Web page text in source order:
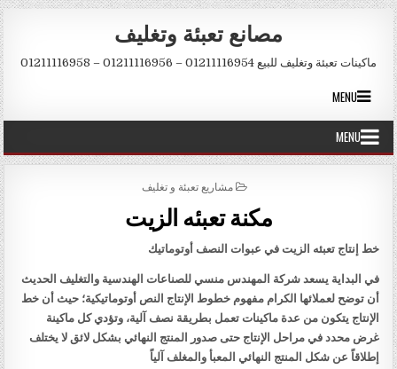
Skip to content
مصانع تعبئة وتغليف
ماكينات تعبئة وتغليف للبيع 01211116954 – 01211116956 – 01211116958
MENU
MENU
POSTED IN
مشاريع تعبئة و تغليف
مكنة تعبئه الزيت
خط إنتاج تعبئه الزيت في عبوات النصف أوتوماتيك
في البداية يسعد شركة المهندس منسي للصناعات الهندسية والتغليف الحديث
أن توضح لعملائها الكرام مفهوم خطوط الإنتاج النص أوتوماتيكية؛ حيث أن خط
الإنتاج يتكون من عدة ماكينات تعمل بطريقة نصف آلية، وتؤدي كل ماكينة
غرض محدد في مراحل الإنتاج حتى صدور المنتج النهائي بشكل لائق لا يختلف
إطلاقاً عن شكل المنتج النهائي المعبأ والمغلف آلياً